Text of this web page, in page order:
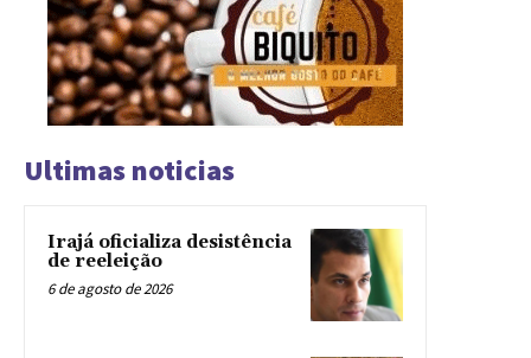
Ultimas noticias
Irajá oficializa desistência
de reeleição
6 de agosto de 2026